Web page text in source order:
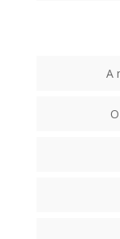
A